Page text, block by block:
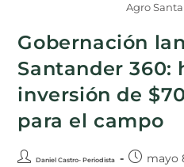
Agro
Gobernación
Santander 360:
inversión de
para el campo
Daniel Castro- Periodista mayo